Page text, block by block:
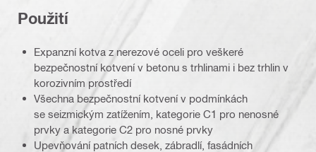
Použití
Expanzní kotva z nerezové oceli pro veškeré
bezpečnostní kotvení v betonu s trhlinami i bez trhlin v
korozivním prostředí
Všechna bezpečnostní kotvení v podmínkách
se seizmickým zatížením, kategorie C1 pro nenosné
prvky a kategorie C2 pro nosné prvky
Upevňování patních desek, zábradlí, fasádních